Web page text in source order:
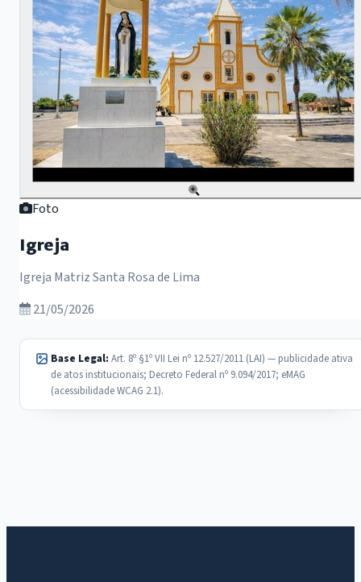
Foto
Igreja
Igreja Matriz Santa Rosa de Lima
21/05/2026
Base Legal: Art. 8º §1º VII Lei nº 12.527/2011 (LAI) — publicidade ativa
de atos institucionais; Decreto Federal nº 9.094/2017; eMAG
(acessibilidade WCAG 2.1).